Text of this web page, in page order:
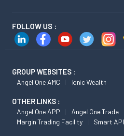
FOLLOW US :
GROUP WEBSITES :
Angel One AMC Ionic Wealth
OTHER LINKS :
Angel One APP Angel One Trade
Margin Trading Facility
Smart API